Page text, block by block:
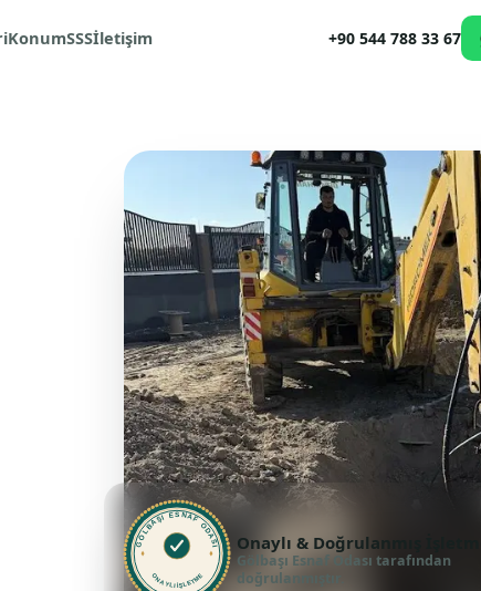
KonumSSSİletişim +90 544 788 33 67
GÖLBAŞI ESNAF ODASI
ONAYLI İŞLETME
Onaylı & Doğrulanmış İşletme
Gölbaşı Esnaf Odası tarafından
doğrulanmıştır.